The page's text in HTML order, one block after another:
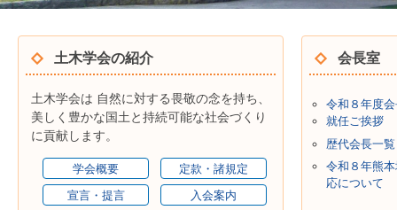
土木学会の紹介
土木学会は 自然に対する畏敬の念を持ち、
美しく豊かな国土と持続可能な社会づくり
に貢献します。
学会概要 定款・諸規定
宣言・提言 入会案内
会長室
令和８年度
就任ご挨拶
歴代会長一覧
令和８年熊
応について